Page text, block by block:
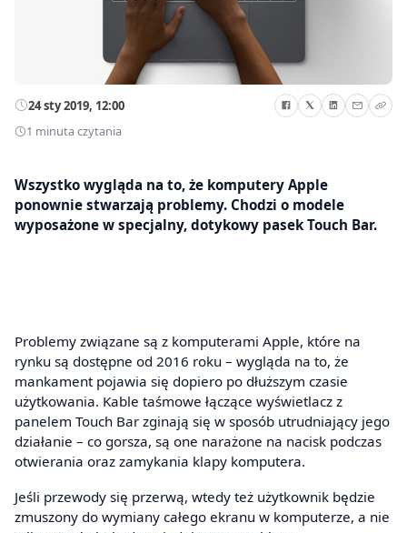
24 sty 2019, 12:00
1 minuta czytania
Wszystko wygląda na to, że komputery Apple
ponownie stwarzają problemy. Chodzi o modele
wyposażone w specjalny, dotykowy pasek Touch Bar.
Problemy związane są z komputerami Apple, które na
rynku są dostępne od 2016 roku – wygląda na to, że
mankament pojawia się dopiero po dłuższym czasie
użytkowania. Kable taśmowe łączące wyświetlacz z
panelem Touch Bar zginają się w sposób utrudniający jego
działanie – co gorsza, są one narażone na nacisk podczas
otwierania oraz zamykania klapy komputera.
Jeśli przewody się przerwą, wtedy też użytkownik będzie
zmuszony do wymiany całego ekranu w komputerze, a nie